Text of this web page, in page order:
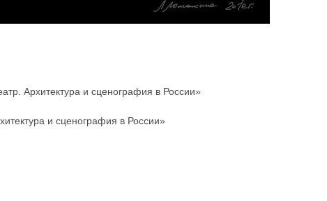
Архитектура и сценография в России»
и сценография в России»